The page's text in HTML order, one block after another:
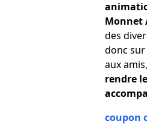
Monnet
des
donc
aux
rendre
coupon